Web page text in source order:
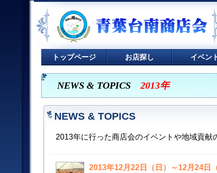
NEWS & TOPICS 2013年
NEWS & TOPICS
2013年に行った商店会のイベントや地域貢献
2013年12月22日（日）～12月24日
トップページ お店探し イベン